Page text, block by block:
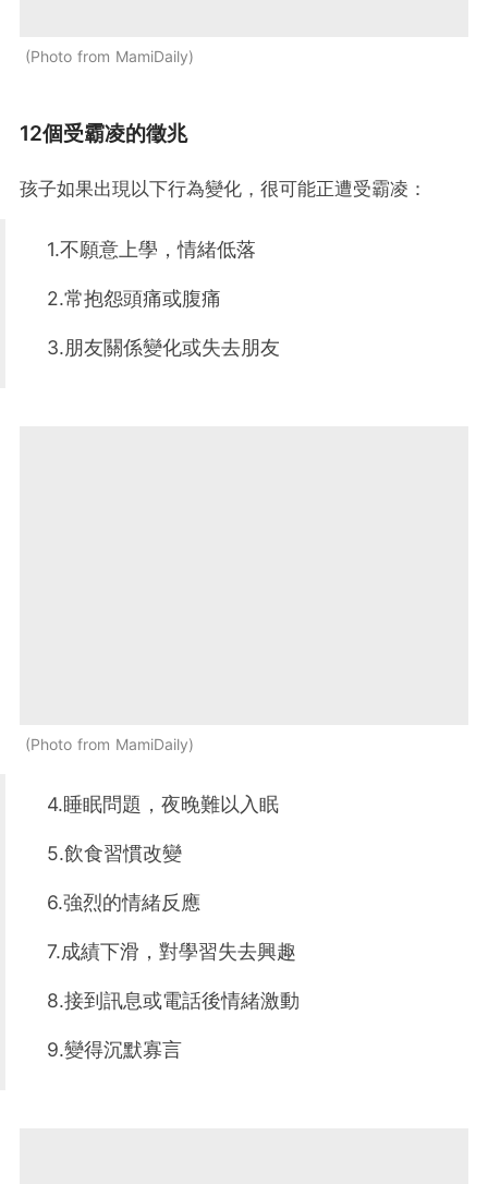
Photo from MamiDaily
12個受霸凌的徵兆
孩子如果出現以下行為變化，很可能正遭受霸凌：
1.不願意上學，情緒低落
2.常抱怨頭痛或腹痛
3.朋友關係變化或失去朋友
Photo from MamiDaily
4.睡眠問題，夜晚難以入眠
5.飲食習慣改變
6.強烈的情緒反應
7.成績下滑，對學習失去興趣
8.接到訊息或電話後情緒激動
9.變得沉默寡言